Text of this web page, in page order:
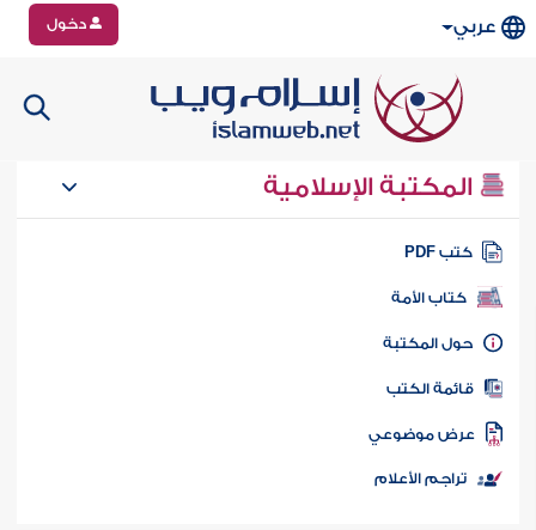
عربي دخول
المكتبة الإسلامية
كتب PDF
كتاب الأمة
المكتبة
الكتب
موضوعي